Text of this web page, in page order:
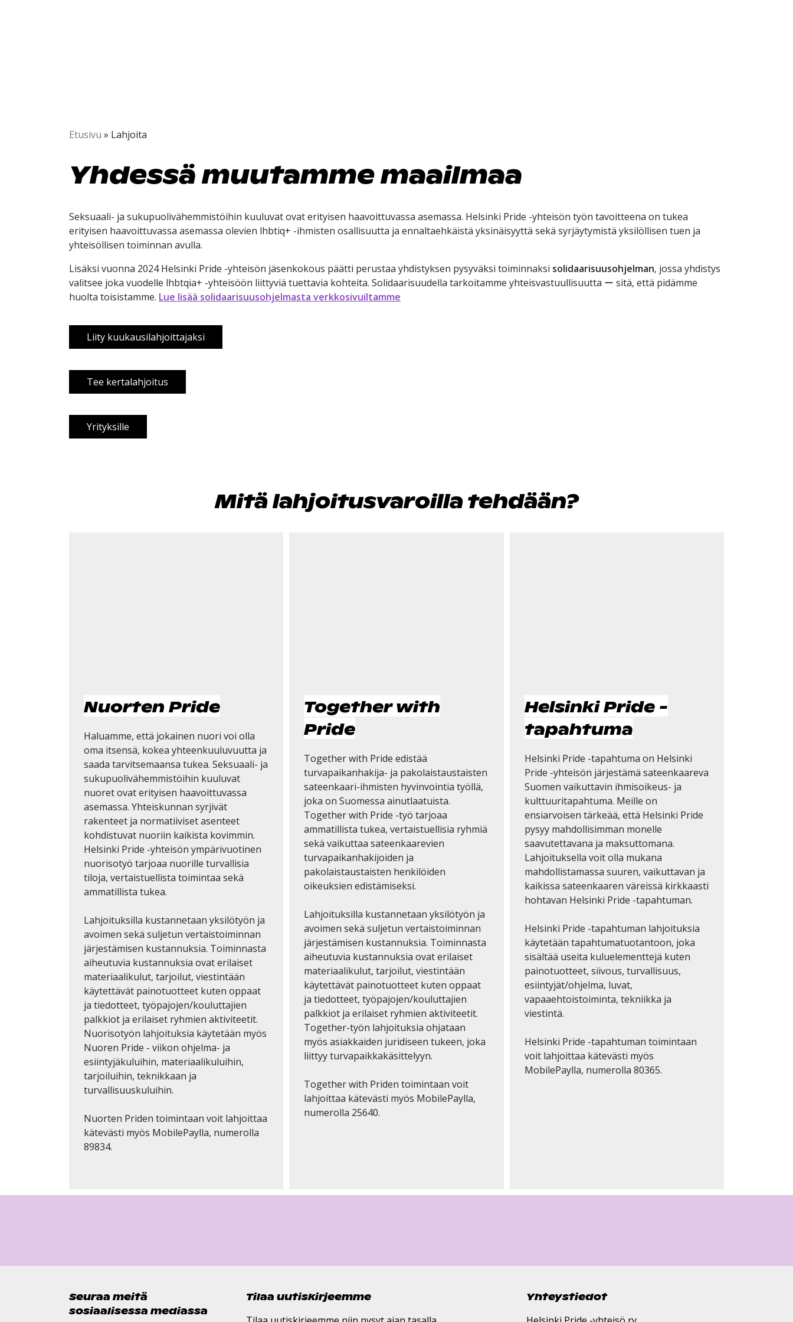
Etusivu » Lahjoita
Yhdessä muutamme maailmaa
Seksuaali- ja sukupuolivähemmistöihin kuuluvat ovat erityisen haavoittuvassa asemassa. Helsinki Pride -yhteisön työn tavoitteena on tukea
erityisen haavoittuvassa asemassa olevien lhbtiq+ -ihmisten osallisuutta ja ennaltaehkäistä yksinäisyyttä sekä syrjäytymistä yksilöllisen tuen ja
yhteisöllisen toiminnan avulla.
Lisäksi vuonna 2024 Helsinki Pride -yhteisön jäsenkokous päätti perustaa yhdistyksen pysyväksi toiminnaksi solidaarisuusohjelman, jossa yhdistys
valitsee joka vuodelle lhbtqia+ -yhteisöön liittyviä tuettavia kohteita. Solidaarisuudella tarkoitamme yhteisvastuullisuutta ー sitä, että pidämme
huolta toisistamme. Lue lisää solidaarisuusohjelmasta verkkosivuiltamme
Liity kuukausilahjoittajaksi
Tee kertalahjoitus
Yrityksille
Mitä lahjoitusvaroilla tehdään?
Nuorten Pride
Haluamme, että jokainen nuori voi olla
oma itsensä, kokea yhteenkuuluvuutta ja
saada tarvitsemaansa tukea. Seksuaali- ja
sukupuolivähemmistöihin kuuluvat
nuoret ovat erityisen haavoittuvassa
asemassa. Yhteiskunnan syrjivät
rakenteet ja normatiiviset asenteet
kohdistuvat nuoriin kaikista kovimmin.
Helsinki Pride -yhteisön ympärivuotinen
nuorisotyö tarjoaa nuorille turvallisia
tiloja, vertaistuellista toimintaa sekä
ammatillista tukea.
Lahjoituksilla kustannetaan yksilötyön ja
avoimen sekä suljetun vertaistoiminnan
järjestämisen kustannuksia. Toiminnasta
aiheutuvia kustannuksia ovat erilaiset
materiaalikulut, tarjoilut, viestintään
käytettävät painotuotteet kuten oppaat
ja tiedotteet, työpajojen/kouluttajien
palkkiot ja erilaiset ryhmien aktiviteetit.
Nuorisotyön lahjoituksia käytetään myös
Nuoren Pride - viikon ohjelma- ja
esiintyjäkuluihin, materiaalikuluihin,
tarjoiluihin, teknikkaan ja
turvallisuuskuluihin.
Nuorten Priden toimintaan voit lahjoittaa
kätevästi myös MobilePaylla, numerolla
89834.
Together with
Pride
Together with Pride edistää
turvapaikanhakija- ja pakolaistaustaisten
sateenkaari-ihmisten hyvinvointia työllä,
joka on Suomessa ainutlaatuista.
Together with Pride -työ tarjoaa
ammatillista tukea, vertaistuellisia ryhmiä
sekä vaikuttaa sateenkaarevien
turvapaikanhakijoiden ja
pakolaistaustaisten henkilöiden
oikeuksien edistämiseksi.
Lahjoituksilla kustannetaan yksilötyön ja
avoimen sekä suljetun vertaistoiminnan
järjestämisen kustannuksia. Toiminnasta
aiheutuvia kustannuksia ovat erilaiset
materiaalikulut, tarjoilut, viestintään
käytettävät painotuotteet kuten oppaat
ja tiedotteet, työpajojen/kouluttajien
palkkiot ja erilaiset ryhmien aktiviteetit.
Together-työn lahjoituksia ohjataan
myös asiakkaiden juridiseen tukeen, joka
liittyy turvapaikkakäsittelyyn.
Together with Priden toimintaan voit
lahjoittaa kätevästi myös MobilePaylla,
numerolla 25640.
Helsinki Pride -
tapahtuma
Helsinki Pride -tapahtuma on Helsinki
Pride -yhteisön järjestämä sateenkaareva
Suomen vaikuttavin ihmisoikeus- ja
kulttuuritapahtuma. Meille on
ensiarvoisen tärkeää, että Helsinki Pride
pysyy mahdollisimman monelle
saavutettavana ja maksuttomana.
Lahjoituksella voit olla mukana
mahdollistamassa suuren, vaikuttavan ja
kaikissa sateenkaaren väreissä kirkkaasti
hohtavan Helsinki Pride -tapahtuman.
Helsinki Pride -tapahtuman lahjoituksia
käytetään tapahtumatuotantoon, joka
sisältää useita kuluelementtejä kuten
painotuotteet, siivous, turvallisuus,
esiintyjät/ohjelma, luvat,
vapaaehtoistoiminta, tekniikka ja
viestintä.
Helsinki Pride -tapahtuman toimintaan
voit lahjoittaa kätevästi myös
MobilePaylla, numerolla 80365.
Seuraa meitä
sosiaalisessa mediassa
Tilaa uutiskirjeemme Yhteystiedot